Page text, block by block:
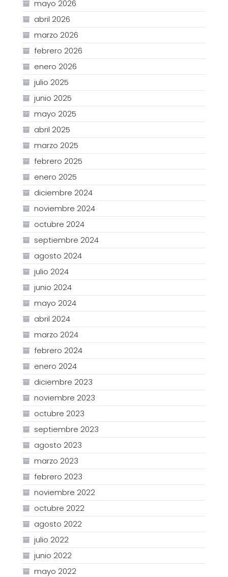
mayo 2026
abril 2026
marzo 2026
febrero 2026
enero 2026
julio 2025
junio 2025
mayo 2025
abril 2025
marzo 2025
febrero 2025
enero 2025
diciembre 2024
noviembre 2024
octubre 2024
septiembre 2024
agosto 2024
julio 2024
junio 2024
mayo 2024
abril 2024
marzo 2024
febrero 2024
enero 2024
diciembre 2023
noviembre 2023
octubre 2023
septiembre 2023
agosto 2023
marzo 2023
febrero 2023
noviembre 2022
octubre 2022
agosto 2022
julio 2022
junio 2022
mayo 2022